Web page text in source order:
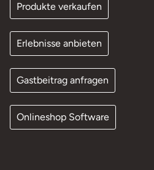
Produkte verkaufen
Erlebnisse anbieten
Gastbeitrag anfragen
Onlineshop Software